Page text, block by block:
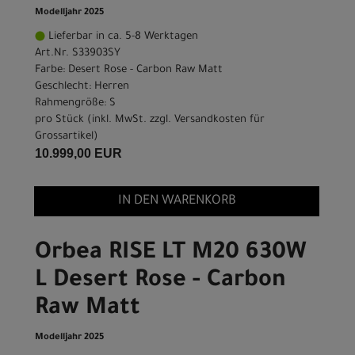
Modelljahr 2025
Lieferbar in ca. 5-8 Werktagen
Art.Nr. S33903SY
Farbe: Desert Rose - Carbon Raw Matt
Geschlecht: Herren
Rahmengröße: S
pro Stück (inkl. MwSt. zzgl. Versandkosten für
Grossartikel )
10.999,00 EUR
IN DEN WARENKORB
Orbea RISE LT M20 630W
L Desert Rose - Carbon
Raw Matt
Modelljahr 2025